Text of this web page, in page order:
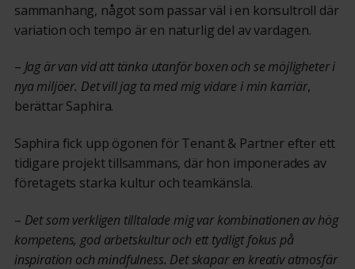
sammanhang, något som passar väl i en konsultroll där
variation och tempo är en naturlig del av vardagen.
– Jag är van vid att tänka utanför boxen och se möjligheter i
nya miljöer. Det vill jag ta med mig vidare i min karriär,
berättar Saphira.
Saphira fick upp ögonen för Tenant & Partner efter ett
tidigare projekt tillsammans, där hon imponerades av
företagets starka kultur och teamkänsla.
– Det som verkligen tilltalade mig var kombinationen av hög
kompetens, god arbetskultur och ett tydligt fokus på
inspiration och mindfulness. Det skapar en kreativ atmosfär